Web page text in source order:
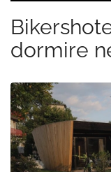
dormire